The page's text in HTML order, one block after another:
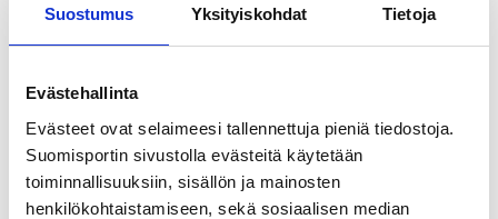
Suostumus Yksityiskohdat Tietoja
Evästehallinta
Evästeet ovat selaimeesi tallennettuja pieniä tiedostoja.
Suomisportin sivustolla evästeitä käytetään
toiminnallisuuksiin, sisällön ja mainosten
henkilökohtaistamiseen, sekä sosiaalisen median
LOCATION
Lommel, Belgia
Sportveldenstraat 10, 3920 Lommel, Belgia
View map